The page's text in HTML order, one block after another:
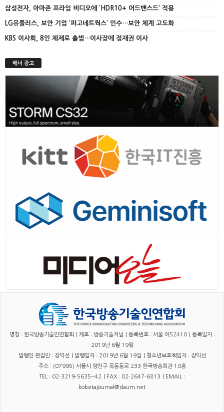
삼성전자, 아마존 프라임 비디오에 ‘HDR10+ 어드밴스드’ 적용
LG유플러스, 보안 기업 ‘파고네트웍스’ 인수…보안 체계 고도화
KBS 이사회, 8인 체제로 출범…이사장에 정재권 이사
배너 광고
명칭 : 한국방송기술인연합회｜제호 : 방송기술저널｜등록번호 : 서울 아52410｜등록일자 :
2019년 6월 19일
발행인·편집인 : 장익선｜발행일자 : 2019년 6월 19일｜청소년보호책임자 : 장익선
주소 : (07995) 서울시 양천구 목동동로 233 한국방송회관 10층
TEL : 02-3219-5635~42｜FAX : 02-2647-6813｜EMAIL :
kobetajournal@daum.net